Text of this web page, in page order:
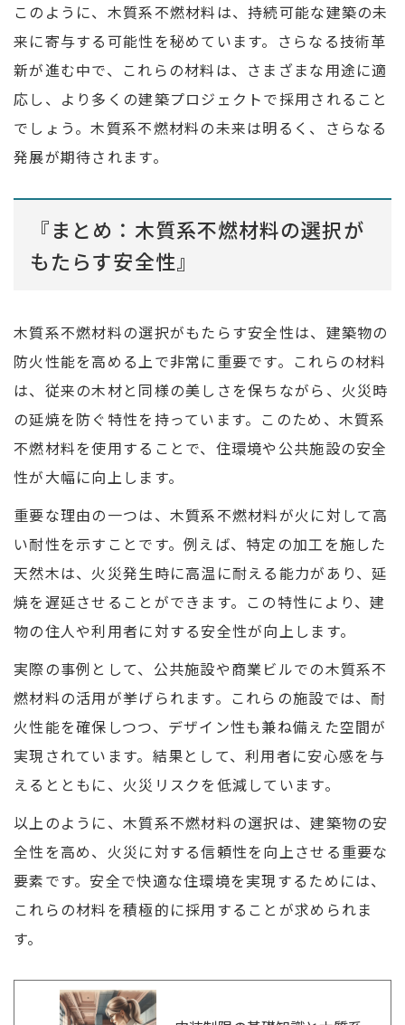
このように、木質系不燃材料は、持続可能な建築の未
来に寄与する可能性を秘めています。さらなる技術革
新が進む中で、これらの材料は、さまざまな用途に適
応し、より多くの建築プロジェクトで採用されること
でしょう。木質系不燃材料の未来は明るく、さらなる
発展が期待されます。
『まとめ：木質系不燃材料の選択が
もたらす安全性』
木質系不燃材料の選択がもたらす安全性は、建築物の
防火性能を高める上で非常に重要です。これらの材料
は、従来の木材と同様の美しさを保ちながら、火災時
の延焼を防ぐ特性を持っています。このため、木質系
不燃材料を使用することで、住環境や公共施設の安全
性が大幅に向上します。
重要な理由の一つは、木質系不燃材料が火に対して高
い耐性を示すことです。例えば、特定の加工を施した
天然木は、火災発生時に高温に耐える能力があり、延
焼を遅延させることができます。この特性により、建
物の住人や利用者に対する安全性が向上します。
実際の事例として、公共施設や商業ビルでの木質系不
燃材料の活用が挙げられます。これらの施設では、耐
火性能を確保しつつ、デザイン性も兼ね備えた空間が
実現されています。結果として、利用者に安心感を与
えるとともに、火災リスクを低減しています。
以上のように、木質系不燃材料の選択は、建築物の安
全性を高め、火災に対する信頼性を向上させる重要な
要素です。安全で快適な住環境を実現するためには、
これらの材料を積極的に採用することが求められま
す。